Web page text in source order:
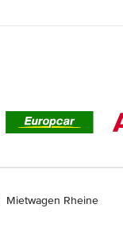
Mietwagen Rheine